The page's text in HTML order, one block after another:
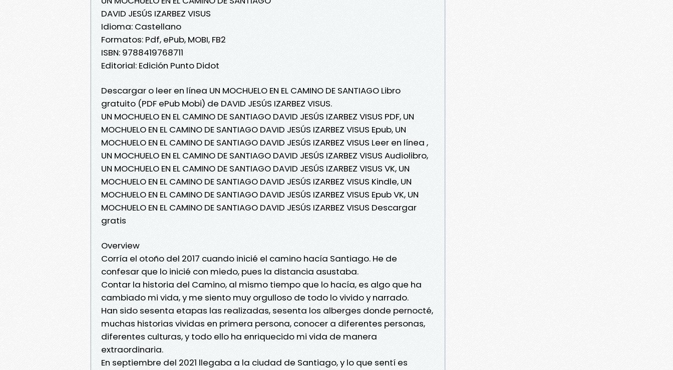
DAVID JESÚS IZARBEZ VISUS
Idioma: Castellano
Formatos: Pdf, ePub, MOBI, FB2
ISBN: 9788419768711
Editorial: Edición Punto Didot
Descargar o leer en línea UN MOCHUELO EN EL CAMINO DE SANTIAGO Libro
gratuito (PDF ePub Mobi) de DAVID JESÚS IZARBEZ VISUS.
UN MOCHUELO EN EL CAMINO DE SANTIAGO DAVID JESÚS IZARBEZ VISUS PDF, UN
MOCHUELO EN EL CAMINO DE SANTIAGO DAVID JESÚS IZARBEZ VISUS Epub, UN
MOCHUELO EN EL CAMINO DE SANTIAGO DAVID JESÚS IZARBEZ VISUS Leer en línea ,
UN MOCHUELO EN EL CAMINO DE SANTIAGO DAVID JESÚS IZARBEZ VISUS Audiolibro,
UN MOCHUELO EN EL CAMINO DE SANTIAGO DAVID JESÚS IZARBEZ VISUS VK, UN
MOCHUELO EN EL CAMINO DE SANTIAGO DAVID JESÚS IZARBEZ VISUS Kindle, UN
MOCHUELO EN EL CAMINO DE SANTIAGO DAVID JESÚS IZARBEZ VISUS Epub VK, UN
MOCHUELO EN EL CAMINO DE SANTIAGO DAVID JESÚS IZARBEZ VISUS Descargar
gratis
Overview
Corría el otoño del 2017 cuando inicié el camino hacía Santiago. He de
confesar que lo inicié con miedo, pues la distancia asustaba.
Contar la historia del Camino, al mismo tiempo que lo hacía, es algo que ha
cambiado mi vida, y me siento muy orgulloso de todo lo vivido y narrado.
Han sido sesenta etapas las realizadas, sesenta los alberges donde pernocté,
muchas historias vividas en primera persona, conocer a diferentes personas,
diferentes culturas, y todo ello ha enriquecido mi vida de manera
extraordinaria.
En septiembre del 2021 llegaba a la ciudad de Santiago, y lo que sentí es